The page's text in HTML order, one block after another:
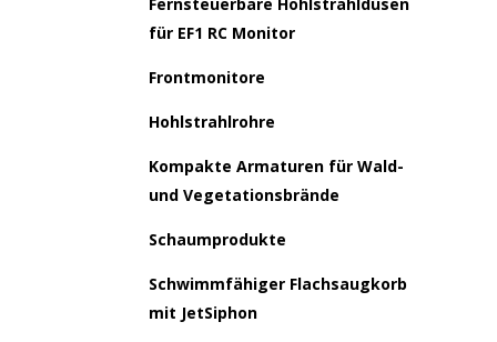
für EF1 RC Monitor
Frontmonitore
Hohlstrahlrohre
Kompakte Armaturen für Wald-
und Vegetationsbrände
Schaumprodukte
Schwimmfähiger Flachsaugkorb
mit JetSiphon